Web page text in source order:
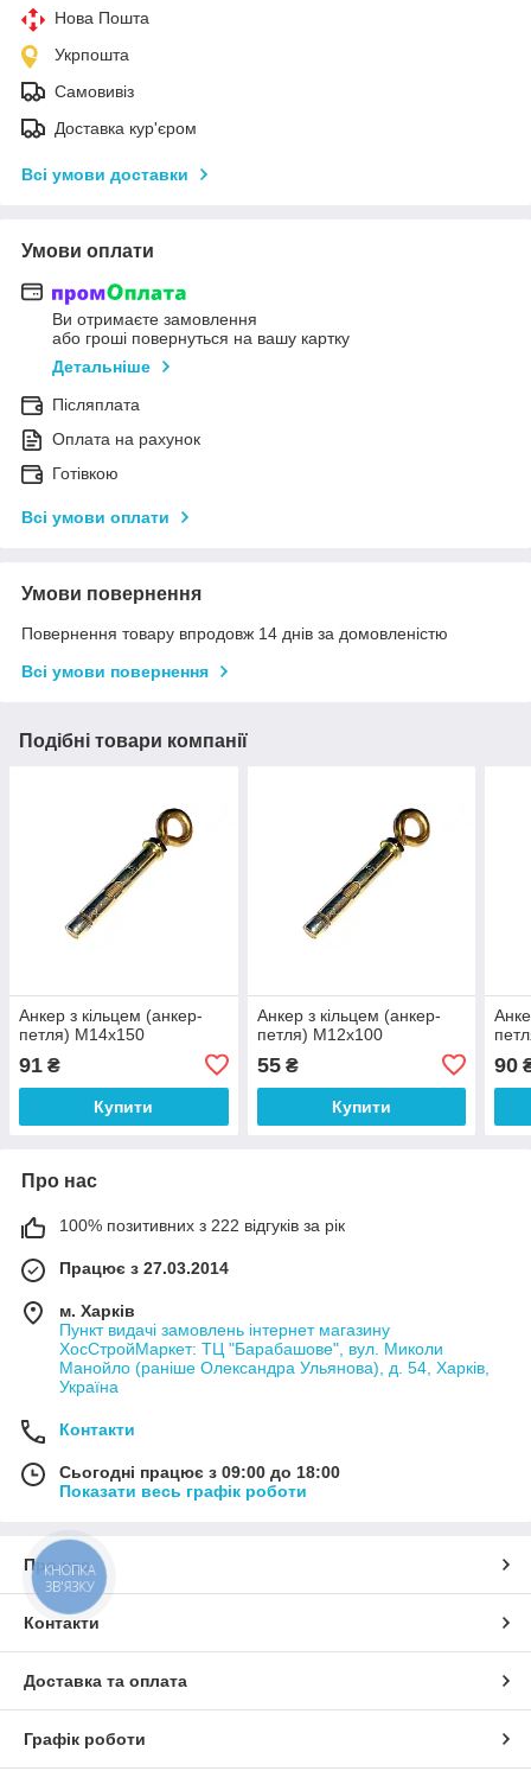
Нова Пошта
Укрпошта
Самовивіз
Доставка кур'єром
Всі умови доставки
Умови оплати
Ви отримаєте замовлення
або гроші повернуться на вашу картку
Детальніше
Післяплата
Оплата на рахунок
Готівкою
Всі умови оплати
Умови повернення
Повернення товару впродовж 14 днів за домовленістю
Всі умови повернення
Подібні товари компанії
Анкер з кільцем (анкер-
петля) М14х150
91 ₴
Купити
Анкер з кільцем (анкер-
петля) М12х100
55₴
Купити
90
Про нас
100% позитивних з 222 відгуків за рік
Працює з 27.03.2014
м. Харків
Пункт видачі замовлень інтернет магазину
ХосСтройМаркет: ТЦ "Барабашове", вул. Миколи
Манойло (раніше Олександра Ульянова), д. 54, Харків,
Україна
Контакти
Сьогодні працює з 09:00 до 18:00
Показати весь графік роботи
Про нас
Контакти
Доставка та оплата
Графік роботи
КНОПКА
ЗВ'ЯЗКУ